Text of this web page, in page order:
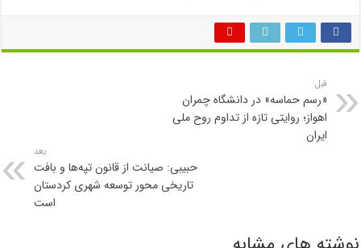
قبل
«رسم حماسه» در دانشگاه چمران
اهواز؛ روایتی تازه از تداوم روح ملی
ایران
بعد
حبیبی: صیانت از قانون تپه‌ها و بافت
تاریخی محور توسعه شهری کردستان
است